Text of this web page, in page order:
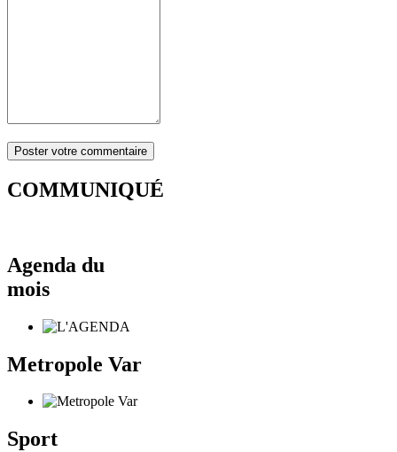
COMMUNIQUÉ
Agenda du
mois
Metropole Var
Sport